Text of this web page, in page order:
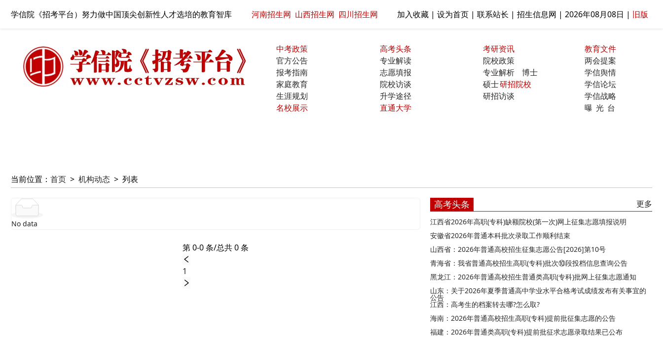
学信院《招考平台）努力做中国顶尖创新性人才选培的教育智库 河南招生网 山西招生网 四川招生网 加入收藏 | 设为首页 | 联系站长 | 招生信息网 | 2026年08月08日 | 旧版
中考政策
官方公告
报考指南
家庭教育
生涯规划
名校展示
高考头条
专业解读
志愿填报
院校访谈
升学途径
直通大学
考研资讯
院校政策
专业解析
博士
硕士研招院校
研招访谈
教育文件
两会提案
学信舆情
学信论坛
学信战略
曝光台
当前位置： 首页 > 机构动态 > 列表
No data
第 0-0 条/总共 0 条
1
高考头条 更多
江西省2026年高职(专科)缺额院校(第一次)网上征集志愿填报说明
安徽省2026年普通本科批次录取工作顺利结束
山西省：2026年普通高校招生征集志愿公告[2026]第10号
青海省：我省普通高校招生高职(专科)批次⑩段投档信息查询公告
黑龙江：2026年普通高校招生普通类高职(专科)批网上征集志愿通知
山东：关于2026年夏季普通高中学业水平合格考试成绩发布有关事宜的
公告
江西：高考生的档案转去哪?怎么取?
海南：2026年普通高校招生高职(专科)提前批征集志愿的公告
福建：2026年普通类高职(专科)提前批征求志愿录取结果已公布